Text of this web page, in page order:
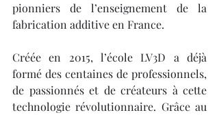
pionniers de l’enseignement de la
fabrication additive en France.
Créée en 2015, l’école LV3D a déjà
formé des centaines de professionnels,
de passionnés et de créateurs à cette
technologie révolutionnaire. Grâce au